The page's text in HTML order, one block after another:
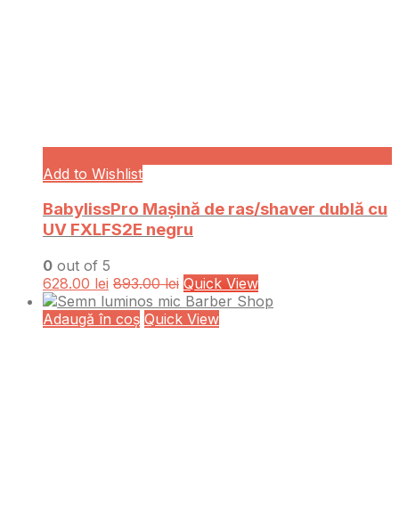
Add to Wishlist
BabylissPro Mașină de ras/shaver dublă cu
UV FXLFS2E negru
0 out of 5
628.00 lei 893.00lei Quick View
Adaugă în coș Quick View